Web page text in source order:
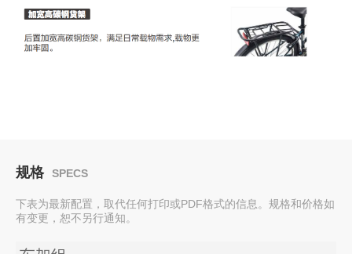
规格 SPECS
下表为最新配置，取代任何打印或PDF格式的信息。规格和价格如
有变更，恕不另行通知。